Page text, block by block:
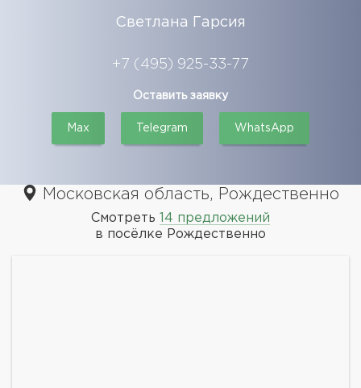
Светлана Гарсия
+7 (495) 925-33-77
Оставить заявку
Max Telegram WhatsApp
Московская область, Рождественно
Смотреть
14 предложений
в посёлке Рождественно